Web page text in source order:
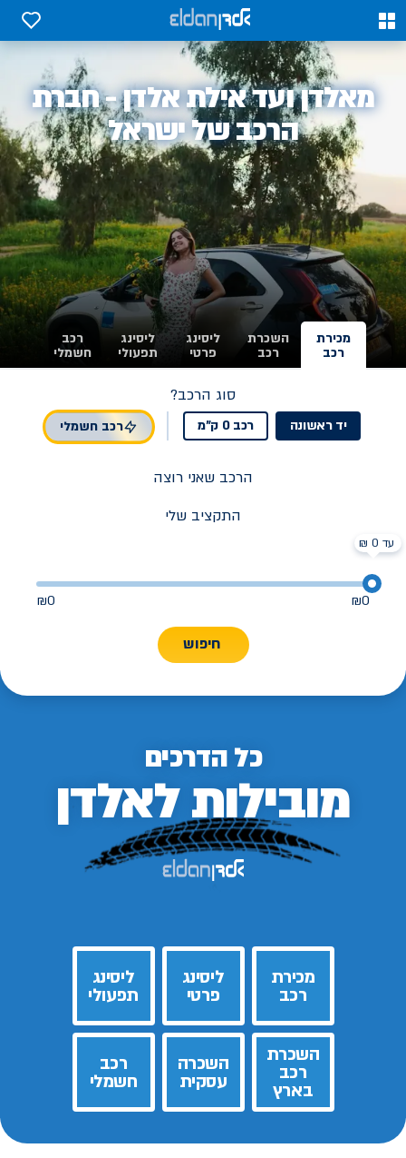
0
0
אלדן
מאלדן ועד אילת אלדן - חברת
הרכב של ישראל
מכירת
רכב
השכרת
רכב
ליסינג
פרטי
ליסינג
תפעולי
רכב
חשמלי
סוג הרכב?
יד ראשונה רכב 0 ק"מ רכב חשמלי
הרכב שאני רוצה
התקציב שלי
₪0
₪0
חיפוש
כל הדרכים
מובילות לאלדן
מכירת
רכב
ליסינג
פרטי
ליסינג
תפעולי
השכרת
רכב
בארץ
השכרה
עסקית
רכב
חשמלי
עד 0 ₪